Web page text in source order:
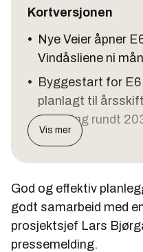
Kortversjonen
• Nye Veier åpner
Vindåsliene ni
• Byggestart for
planlagt til
fullføring rundt
Vis mer
God og effektiv
godt samarbeid med
prosjektsjef Lars
pressemelding.